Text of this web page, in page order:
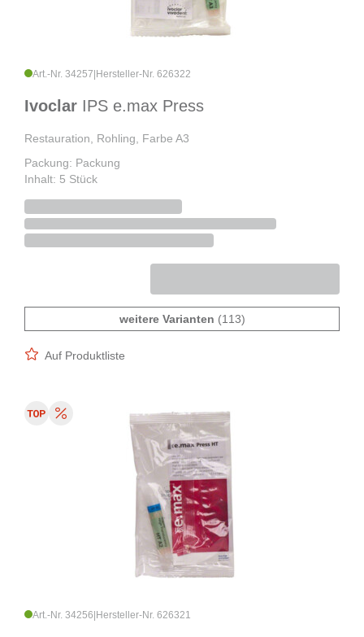
Art.-Nr. 34257 Hersteller-Nr. 626322
Ivoclar IPS e.max Press
Restauration, Rohling, Farbe A3
Packung: Packung
Inhalt: 5 Stück
weitere Varianten (113)
Auf Produktliste
Art.-Nr. 34256 Hersteller-Nr. 626321